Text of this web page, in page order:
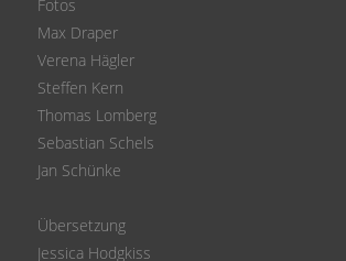
Fotos
Max Draper
Verena Hägler
Steffen Kern
Thomas Lomberg
Sebastian Schels
Jan Schünke
Übersetzung
Jessica Hodgkiss